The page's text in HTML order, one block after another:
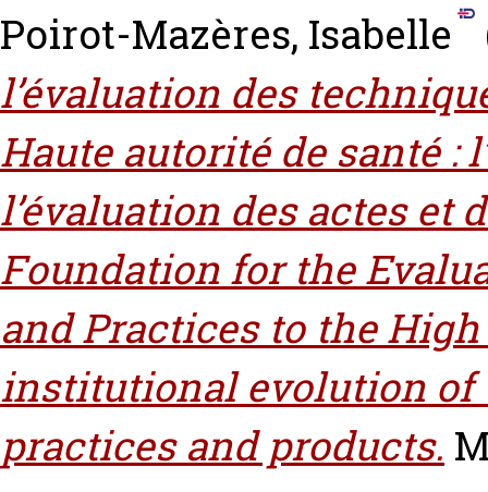
Poirot-Mazères, Isabelle
l’évaluation des
Haute autorité de santé
l’évaluation des actes et
Foundation for the
and Practices to the
institutional evolution of
practices and products.